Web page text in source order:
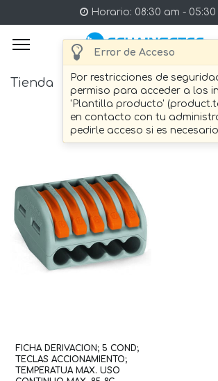
Error de Acceso
Por restricciones de
permiso para acceder a los
'Plantilla producto'
en contacto con tu
pedirle acceso si es necesario
Horario: 08:30 am - 05:30
Tienda 2
FICHA DERIVACION; 5 COND;
TECLAS ACCIONAMIENTO;
TEMPERATUA MAX. USO